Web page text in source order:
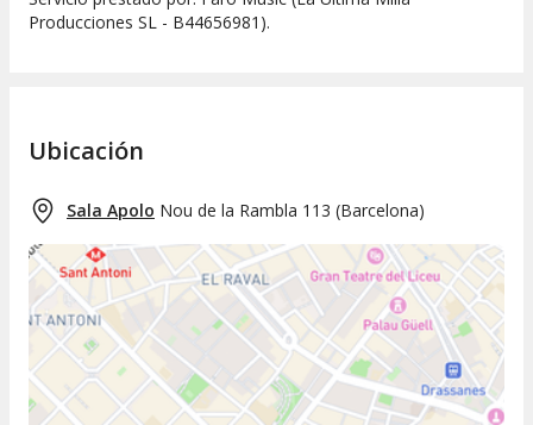
Producciones SL - B44656981).
Ubicación
Sala Apolo Nou de la Rambla 113 (Barcelona)